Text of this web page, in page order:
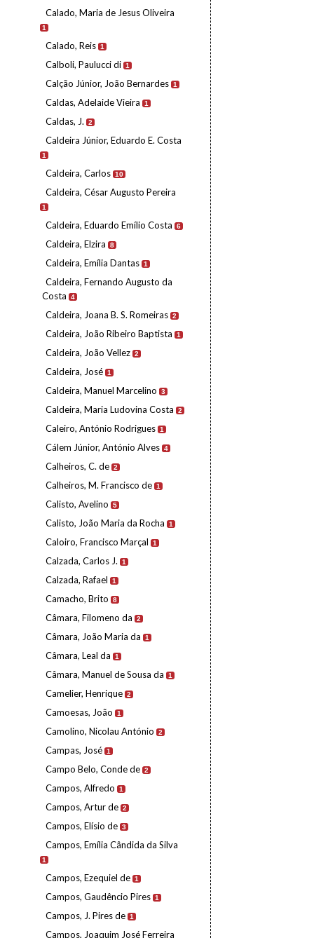
Calado, Maria de Jesus Oliveira
1
Calado, Reis 1
Calboli, Paulucci di 1
Calção Júnior, João Bernardes 1
Caldas, Adelaide Vieira 1
Caldas, J. 2
Caldeira Júnior, Eduardo E. Costa
1
Caldeira, Carlos 10
Caldeira, César Augusto Pereira
1
Caldeira, Eduardo Emílio Costa 6
Caldeira, Elzira 8
Caldeira, Emília Dantas 1
Caldeira, Fernando Augusto da
Costa
4
Caldeira, Joana B. S. Romeiras 2
Caldeira, João Ribeiro Baptista 1
Caldeira, João Vellez 2
Caldeira, José 1
Caldeira, Manuel Marcelino 3
Caldeira, Maria Ludovina Costa 2
Caleiro, António Rodrigues 1
Cálem Júnior, António Alves 4
Calheiros, C. de 2
Calheiros, M. Francisco de 1
Calisto, Avelino 5
Calisto, João Maria da Rocha 1
Caloiro, Francisco Marçal 1
Calzada, Carlos J. 1
Calzada, Rafael 1
Camacho, Brito 8
Câmara, Filomeno da 2
Câmara, João Maria da 1
Câmara, Leal da 1
Câmara, Manuel de Sousa da 1
Camelier, Henrique 2
Camoesas, João 1
Camolino, Nicolau António 2
Campas, José 1
Campo Belo, Conde de 2
Campos, Alfredo 1
Campos, Artur de 2
Campos, Elísio de 3
Campos, Emília Cândida da Silva
1
Campos, Ezequiel de 1
Campos, Gaudêncio Pires 1
Campos, J. Pires de 1
Campos, Joaquim José Ferreira